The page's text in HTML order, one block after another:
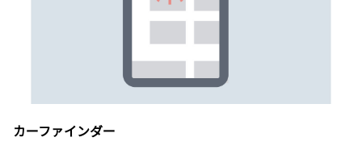
カーファインダー